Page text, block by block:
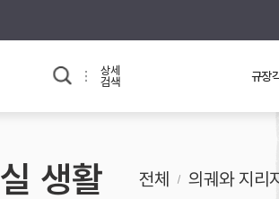
본
교과 연동 자료
상세
검색
규장
생활 전체 의궤와 지리지